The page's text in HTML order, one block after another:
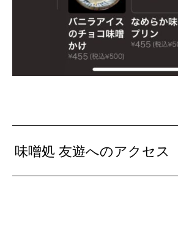
味噌処 友遊へのアクセス